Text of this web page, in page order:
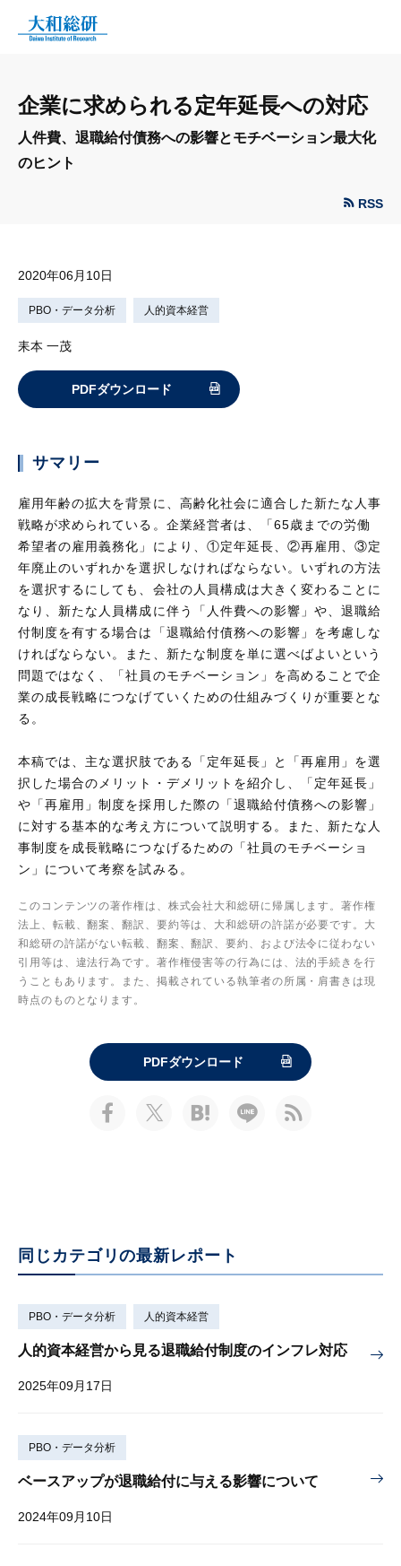
企業に求められる定年延長への対応
人件費、退職給付債務への影響とモチベーション最大化
のヒント
RSS
2020年06月10日
PBO・データ分析 人的資本経営
耒本 一茂
PDFダウンロード
サマリー
雇用年齢の拡大を背景に、高齢化社会に適合した新たな人事
戦略が求められている。企業経営者は、「65歳までの労働
希望者の雇用義務化」により、①定年延長、②再雇用、③定
年廃止のいずれかを選択しなければならない。いずれの方法
を選択するにしても、会社の人員構成は大きく変わることに
なり、新たな人員構成に伴う「人件費への影響」や、退職給
付制度を有する場合は「退職給付債務への影響」を考慮しな
ければならない。また、新たな制度を単に選べばよいという
問題ではなく、「社員のモチベーション」を高めることで企
業の成長戦略につなげていくための仕組みづくりが重要とな
る。
本稿では、主な選択肢である「定年延長」と「再雇用」を選
択した場合のメリット・デメリットを紹介し、「定年延長」
や「再雇用」制度を採用した際の「退職給付債務への影響」
に対する基本的な考え方について説明する。また、新たな人
事制度を成長戦略につなげるための「社員のモチベーショ
ン」について考察を試みる。
このコンテンツの著作権は、株式会社大和総研に帰属します。著作権
法上、転載、翻案、翻訳、要約等は、大和総研の許諾が必要です。大
和総研の許諾がない転載、翻案、翻訳、要約、および法令に従わない
引用等は、違法行為です。著作権侵害等の行為には、法的手続きを行
うこともあります。また、掲載されている執筆者の所属・肩書きは現
時点のものとなります。
PDFダウンロード
同じカテゴリの最新レポート
PBO・データ分析 人的資本経営
人的資本経営から見る退職給付制度のインフレ対応
2025年09月17日
PBO・データ分析
ベースアップが退職給付に与える影響について
2024年09月10日